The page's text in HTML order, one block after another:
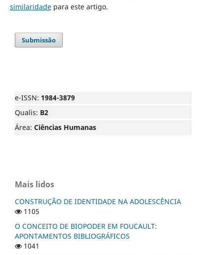
similaridadepara este artigo.
Submissão
e-ISSN: 1984-3879
Qualis: B2
Área: Ciências Humanas
Mais lidos
CONSTRUÇÃO DE IDENTIDADE NA ADOLESCÊNCIA
1105
O CONCEITO DE BIOPODER EM FOUCAULT:
APONTAMENTOS BIBLIOGRÁFICOS
1041